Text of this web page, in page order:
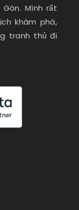
Mình rất
khám phá,
tranh thủ đi